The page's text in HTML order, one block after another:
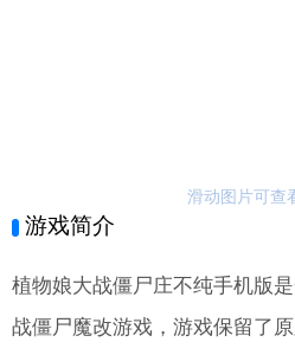
滑动图片可查
游戏简介
植物娘大战僵尸庄不纯手机版
战僵尸魔改游戏，游戏保留了